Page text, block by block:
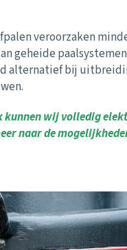
veroorzaken
geheide
alternatief bij
kunnen wij volledig
naar de